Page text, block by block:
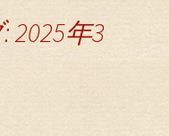
2025年3